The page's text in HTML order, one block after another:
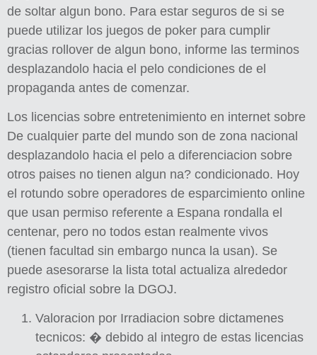
de soltar algun bono. Para estar seguros de si se
puede utilizar los juegos de poker para cumplir
gracias rollover de algun bono, informe las terminos
desplazandolo hacia el pelo condiciones de el
propaganda antes de comenzar.
Los licencias sobre entretenimiento en internet sobre
De cualquier parte del mundo son de zona nacional
desplazandolo hacia el pelo a diferenciacion sobre
otros paises no tienen algun na? condicionado. Hoy
el rotundo sobre operadores de esparcimiento online
que usan permiso referente a Espana rondalla el
centenar, pero no todos estan realmente vivos
(tienen facultad sin embargo nunca la usan). Se
puede asesorarse la lista total actualiza alrededor
registro oficial sobre la DGOJ.
Valoracion por Irradiacion sobre dictamenes
tecnicos: � debido al integro de estas licencias